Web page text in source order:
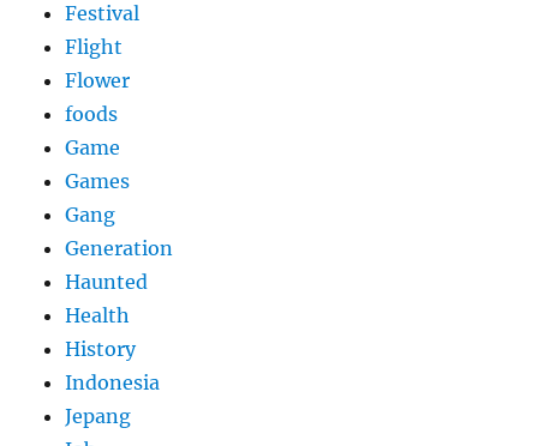
Festival
Flight
Flower
foods
Game
Games
Gang
Generation
Haunted
Health
History
Indonesia
Jepang